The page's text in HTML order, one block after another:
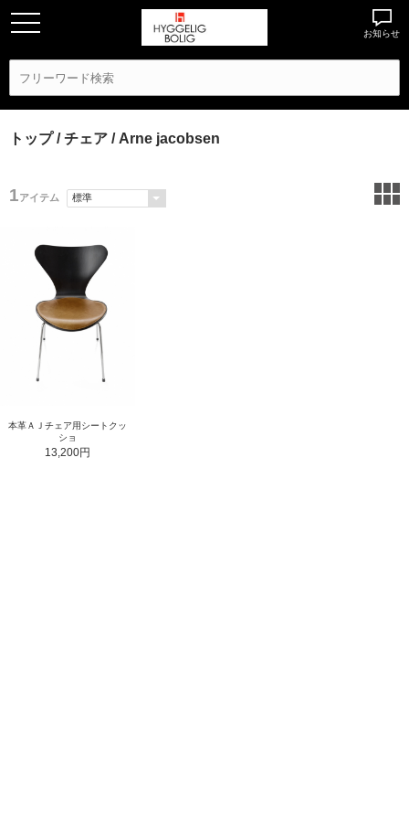
お知らせ
トップ/チェア / Arne jacobsen
1アイテム
本革ＡＪチェア用シートクッ
ショ
13,200円